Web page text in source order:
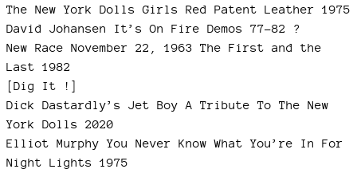
The New York Dolls Girls Red Patent Leather 1975
David Johansen It’s On Fire Demos 77-82 ?
New Race November 22, 1963 The First and the
Last 1982
[Dig It !]
Dick Dastardly’s Jet Boy A Tribute To The New
York Dolls 2020
Elliot Murphy You Never Know What You’re In For
Night Lights 1975